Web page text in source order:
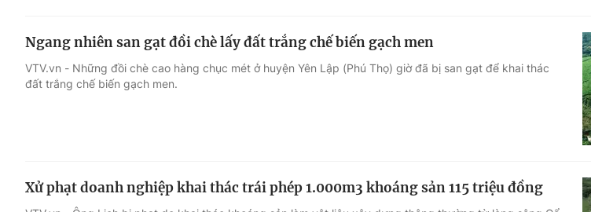
Ngang nhiên san gạt đồi chè lấy đất trắng chế biến gạch men
VTV.vn - Những đồi chè cao hàng chục mét ở huyện Yên Lập (Phú Thọ) giờ đã bị san gạt để khai thác
đất trắng chế biến gạch men.
Xử phạt doanh nghiệp khai thác trái phép 1.000m3 khoáng sản 115 triệu đồng